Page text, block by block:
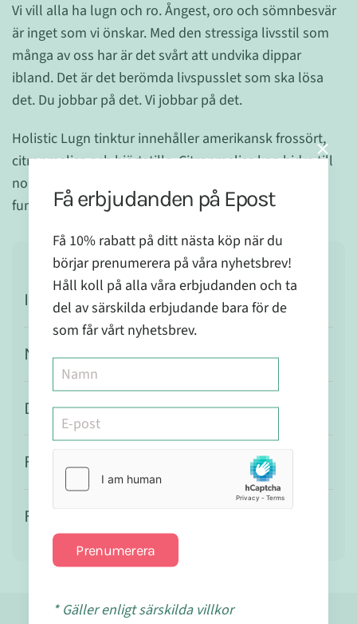
Vi vill alla ha lugn och ro. Ångest, oro och sömnbesvär
är inget som vi önskar. Med den stressiga livsstil som
många av oss har är det svårt att undvika dippar
ibland. Det är det berömda livspusslet som ska lösa
det. Du jobbar på det. Vi jobbar på det.
Holistic Lugn tinktur innehåller amerikansk frossört,
citronmeliss och hjärtstilla. Citronmeliss kan bidra till
normal avslappning. Hjärtstilla kan bidra till normal
funktion av nervsystemet.
Ingredienser
Näringsvärde
Dosering
Försiktighet
Förvaring
Få erbjudanden på Epost
Få 10% rabatt på ditt nästa köp när du
börjar prenumerera på våra nyhetsbrev!
Håll koll på alla våra erbjudanden och ta
del av särskilda erbjudande bara för de
som får vårt nyhetsbrev.
Prenumerera
* Gäller enligt särskilda villkor